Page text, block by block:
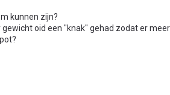
kunnen zijn?
oid een "knak" gehad zodat er